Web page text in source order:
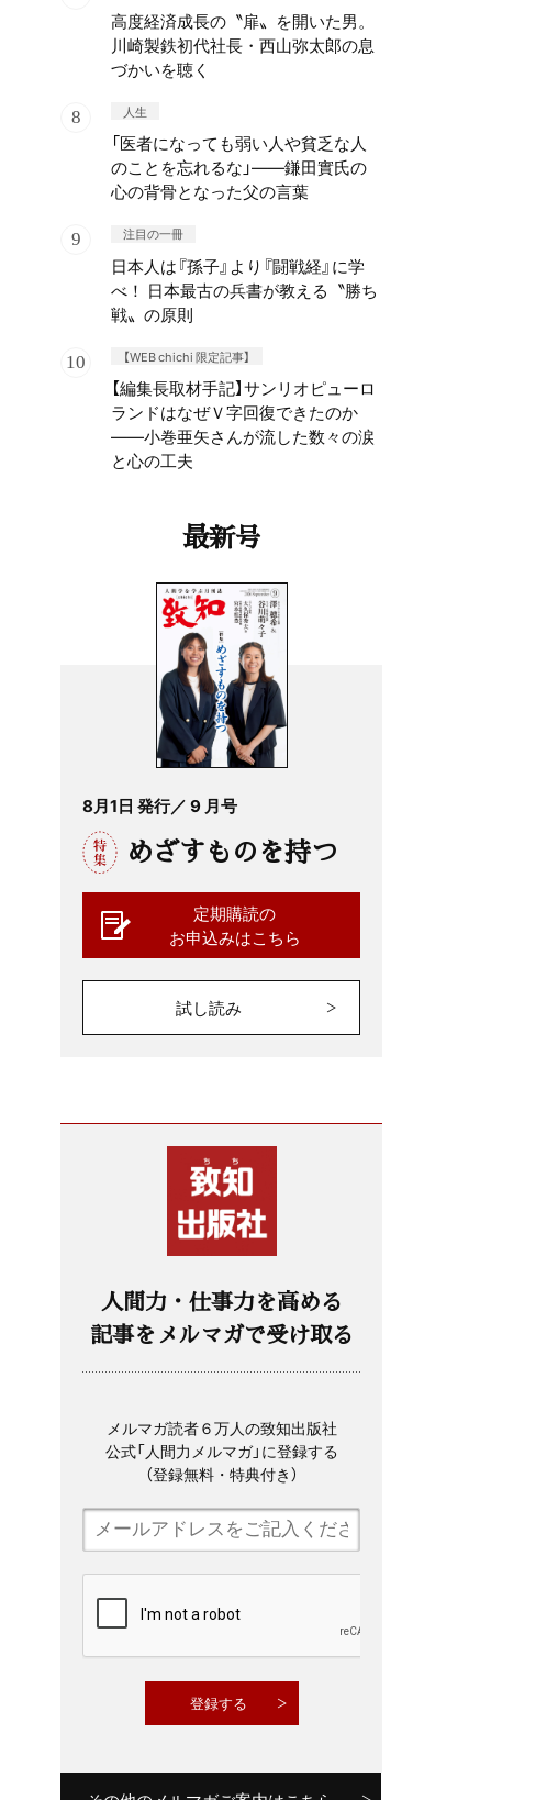
高度経済成長の〝扉〟を開いた男。
川崎製鉄初代社長・西山弥太郎の息
づかいを聴く
人生
「医者になっても弱い人や貧乏な人
のことを忘れるな」——鎌田實氏の
心の背骨となった父の言葉
注目の一冊
日本人は『孫子』より『闘戦経』に学
べ！ 日本最古の兵書が教える〝勝ち
戦〟の原則
【WEB chichi 限定記事】
【編集長取材手記】サンリオピューロ
ランドはなぜＶ字回復できたのか
——小巻亜矢さんが流した数々の涙
と心の工夫
最新号
8月1日 発行／ 9 月号
めざすものを持つ
定期購読の
お申込みはこちら
試し読み
人間力・仕事力を高める
記事をメルマガで受け取る
メルマガ読者６万人の致知出版社
公式「人間力メルマガ」に登録する
（登録無料・特典付き）